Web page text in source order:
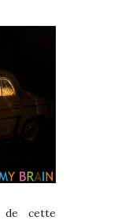
de cette